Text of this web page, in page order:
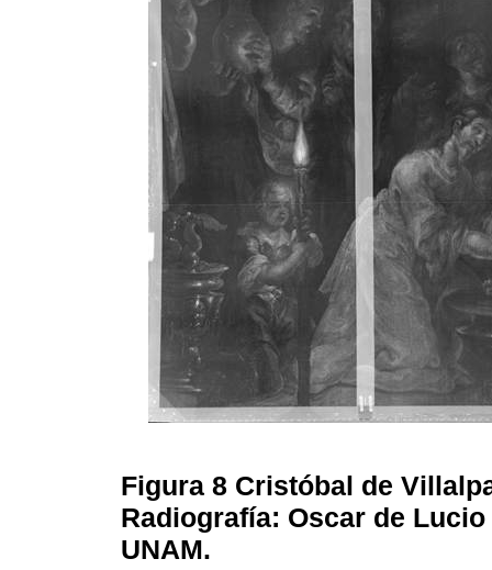
Figura 8 Cristóbal de
Radiografía: Oscar de
UNAM.